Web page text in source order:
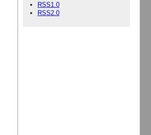
RSS1.0
RSS2.0